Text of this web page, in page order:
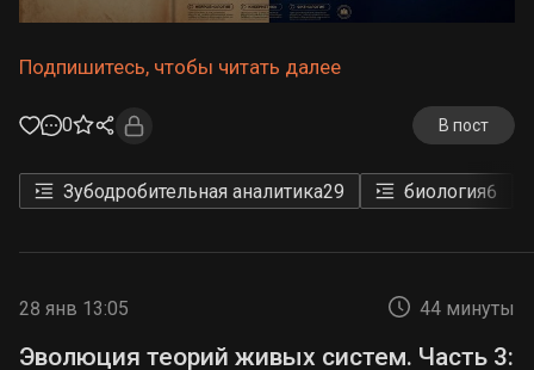
Подпишитесь, чтобы читать далее
0 В пост
Зубодробительная аналитика29 биология6
28 янв 13:05 44 минуты
Эволюция теорий живых систем. Часть 3: